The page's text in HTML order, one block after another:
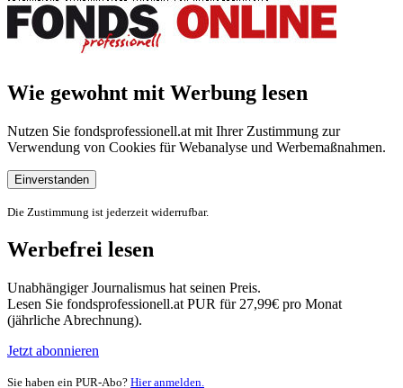
Wie gewohnt mit Werbung lesen
Nutzen Sie fondsprofessionell.at mit Ihrer Zustimmung zur
Verwendung von Cookies für Webanalyse und Werbemaßnahmen.
Einverstanden
Die Zustimmung ist jederzeit widerrufbar.
Werbefrei lesen
Unabhängiger Journalismus hat seinen Preis.
Lesen Sie fondsprofessionell.at PUR für 27,99€ pro Monat
(jährliche Abrechnung).
Jetzt abonnieren
Sie haben ein PUR-Abo? Hier anmelden.